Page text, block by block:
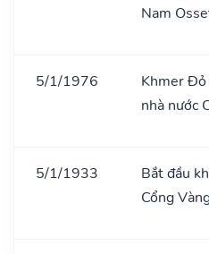
Nam
5/1/1976
Khmer Đỏ
nhà nước
5/1/1933
Bắt đầu
Cổng